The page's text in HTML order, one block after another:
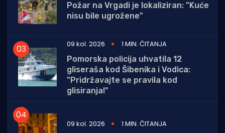
Požar na Vrgadi je lokaliziran: "Kuće
nisu bile ugrožene"
09 kol. 2026
1 MIN. ČITANJA
Pomorska policija uhvatila 12
gliseraša kod Šibenika i Vodica:
"Pridržavajte se pravila kod
glisiranja!"
09 kol. 2026
1 MIN. ČITANJA